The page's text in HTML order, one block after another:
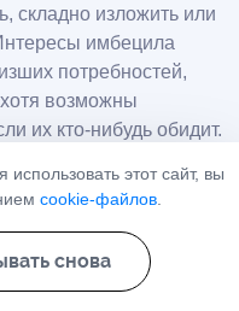
складно изложить или
имбецила
потребностей,
возможны
их кто-нибудь обидит.
детьми, поскольку не
невролог делится
этот сайт, вы
cookie-файлов
снова